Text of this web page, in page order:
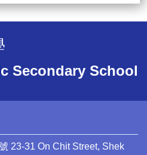
Secondary School
23-31 On Chit Street, Shek